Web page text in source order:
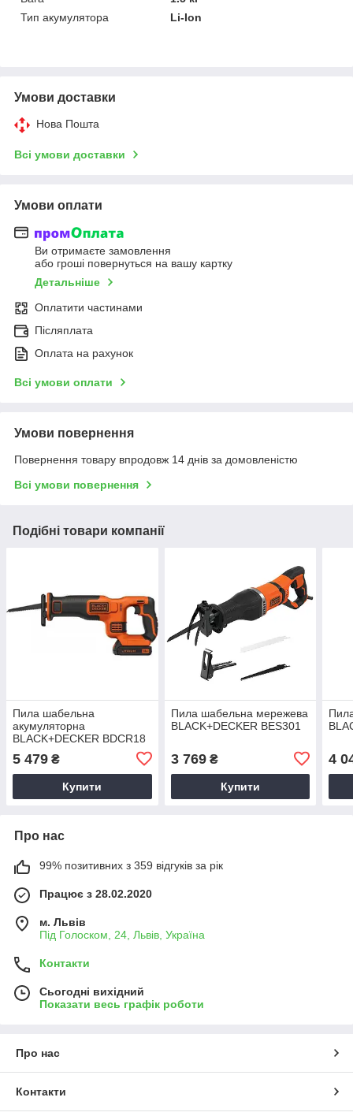
Тип акумулятора
Li-Ion
Умови доставки
Нова Пошта
Всі умови доставки
Умови оплати
Ви отримаєте замовлення
або гроші повернуться на вашу картку
Детальніше
Оплатити частинами
Післяплата
Оплата на рахунок
Всі умови оплати
Умови повернення
Повернення товару впродовж 14 днів за домовленістю
Всі умови повернення
Подібні товари компанії
Пила шабельна
акумуляторна
BLACK+DECKER BDCR18
5 479 ₴
Купити
Пила шабельна мережева
BLACK+DECKER BES301
3 769₴
Купити
4
Про нас
99% позитивних з 359 відгуків за рік
Працює з 28.02.2020
м. Львів
Під Голоском, 24, Львів, Україна
Контакти
Сьогодні вихідний
Показати весь графік роботи
Про нас
Контакти